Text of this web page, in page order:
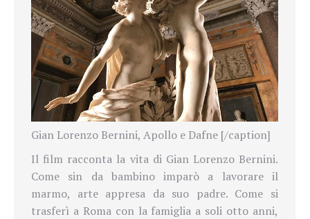
Gian Lorenzo Bernini, Apollo e Dafne [/caption]
Il film racconta la vita di Gian Lorenzo Bernini.
Come sin da bambino imparò a lavorare il
marmo, arte appresa da suo padre. Come si
trasferì a Roma con la famiglia a soli otto anni,